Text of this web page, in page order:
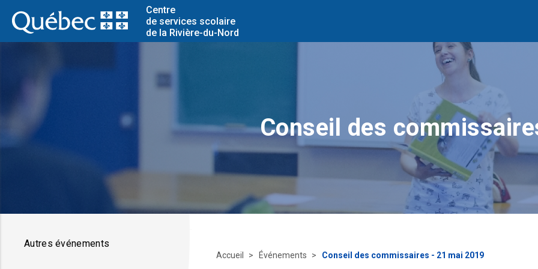
Centre
de services scolaire
de la Rivière-du-Nord
Conseil des
Autres événements
Accueil Événements Conseil des commissaires - 21 mai 2019